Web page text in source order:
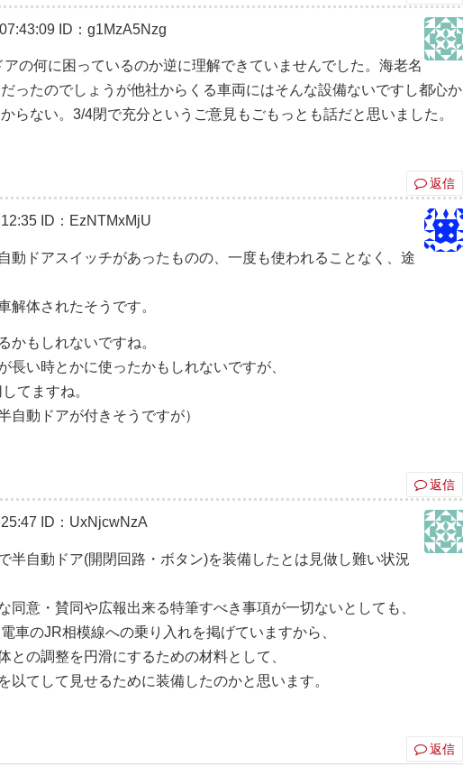
ID：g1MzA5Nzg
の何に困っているのか逆に理解できていませんでした。海老名
ったのでしょうが他社からくる車両にはそんな設備ないですし都心か
らない。3/4閉で充分というご意見もごもっとも話だと思いました。
返信
ID：EzNTMxMjU
動ドアスイッチがあったものの、一度も使われることなく、途
解体されたそうです。
かもしれないですね。
い時とかに使ったかもしれないですが、
てますね。
自動ドアが付きそうですが）
返信
ID：UxNjcwNzA
半自動ドア(開閉回路・ボタン)を装備したとは見做し難い状況
同意・賛同や広報出来る特筆すべき事項が一切ないとしても、
車のJR相模線への乗り入れを掲げていますから、
の調整を円滑にするための材料として、
てして見せるために装備したのかと思います。
返信